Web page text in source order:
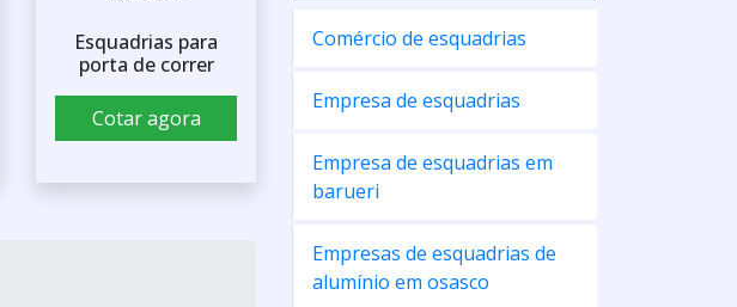
Esquadrias para
porta de correr
Cotar agora
Comércio de esquadrias
Empresa de esquadrias
Empresa de esquadrias em
barueri
Empresas de esquadrias de
alumínio em osasco